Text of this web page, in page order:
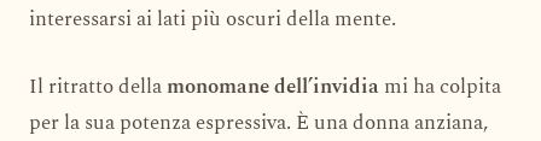
interessarsi ai lati più oscuri della mente.
Il ritratto dellamonomane dell’invidiami ha colpita
per la sua potenza espressiva. È una donna anziana,